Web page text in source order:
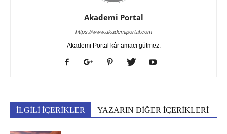
Akademi Portal
https://www.akademiportal.com
Akademi Portal kâr amacı gütmez.
İLGİLİ İÇERİKLER YAZARIN DİĞER İÇERİKLERİ